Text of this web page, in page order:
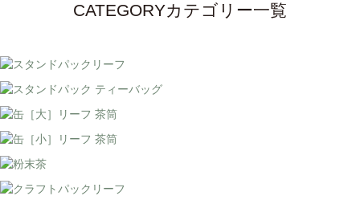
CATEGORYカテゴリー一覧